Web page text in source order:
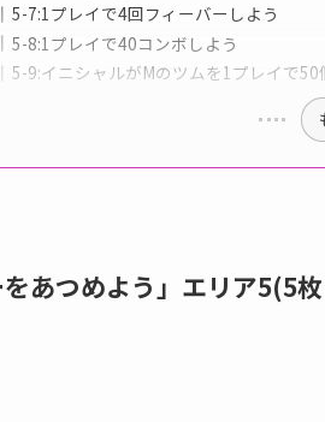
5-7:1プレイで4回フィーバーしよう
5-8:1プレイで40コンボしよう
5-9:イニシャルがMのツムを1プレイで50
をあつめよう」エリア5(5